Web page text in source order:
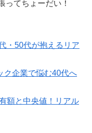
ってちょーだい！
・50代が抱えるリア
ク企業で悩む40代へ
額と中央値！リアル